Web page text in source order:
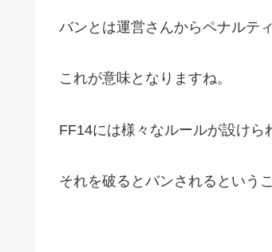
バンとは運営さんからペナルテ
これが意味となりますね。
FF14には様々なルールが設けら
それを破るとバンされるという